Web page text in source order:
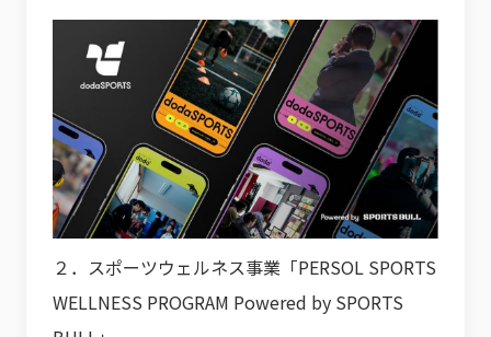
２．スポーツウェルネス事業「PERSOL SPORTS
WELLNESS PROGRAM Powered by SPORTS